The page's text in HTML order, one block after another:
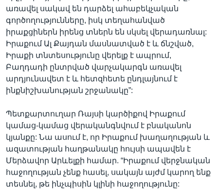
առավել սակավ են դարձել ահաբեկչական
գործողությունները, իսկ տեղահանված
իրաքցիներն իրենց տներն են սկսել վերադառնալ:
Իրաքում Ալ Քայդան մասնատված է և ճնշված,
Իրաքի տնտեսությունը վերելք է ապրում,
Բաղդադի ընտրված վարչակարգն առավել
արդյունավետ է և հետզհետե ընդլայնում է
ինքնիշխանության շրջանակը”:
Պետքարտուղար Ռայսի կարծիքով Իրաքում
կամաց-կամաց վերականգնվում է բնականոն
կյանքը: Նա ասում է, որ Իրաքում խաղաղության և
ազատության հաղթանակը հույսի ապավեն է
Մերձավոր Արևելքի համար. “Իրաքում վերջնական
հաջողության չենք հասել, սակայն այժմ կարող ենք
տեսնել, թե ինչպիսին կլինի հաջողությունը: